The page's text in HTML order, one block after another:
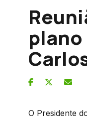
O Presidente